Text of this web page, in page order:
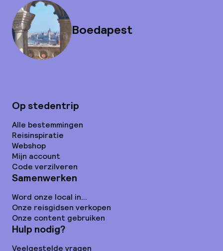
Boedapest
Op stedentrip
Alle bestemmingen
Reisinspiratie
Webshop
Mijn account
Code verzilveren
Samenwerken
Word onze local in...
Onze reisgidsen verkopen
Onze content gebruiken
Hulp nodig?
Veelgestelde vragen